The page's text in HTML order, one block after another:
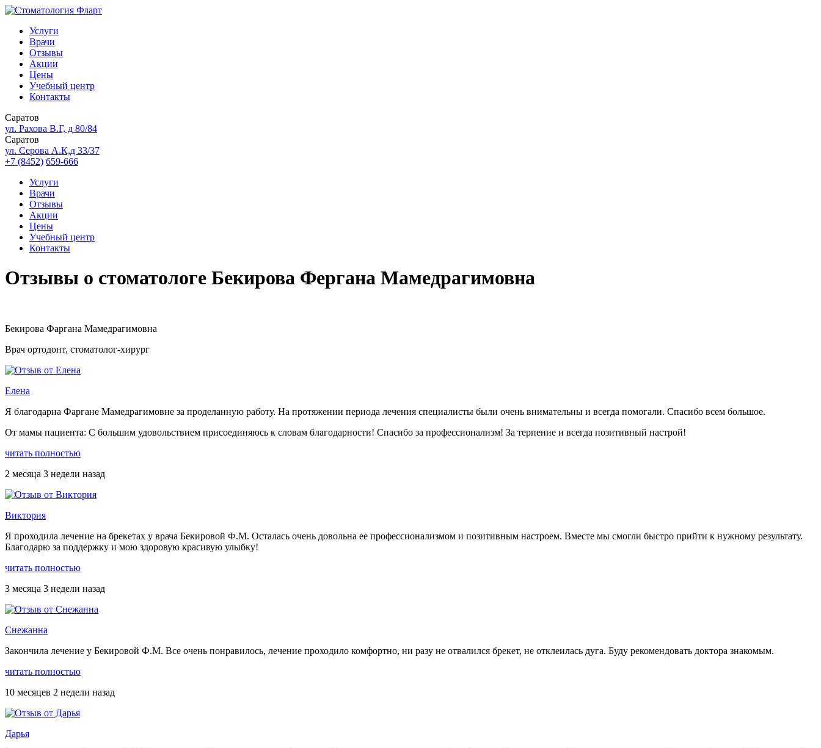
Услуги
Врачи
Отзывы
Акции
Цены
Учебный центр
Контакты
Саратов
ул. Рахова В.Г, д 80/84
Саратов
ул. Серова А.К,д 33/37
+7 (8452) 659-666
Услуги
Врачи
Отзывы
Акции
Цены
Учебный центр
Контакты
Отзывы о стоматологе Бекирова Фергана Мамедрагимовна
Бекирова Фаргана Мамедрагимовна
Врач ортодонт, стоматолог-хирург
Елена
Я благодарна Фаргане Мамедрагимовне за проделанную работу. На протяжении периода лечения специалисты были очень внимательны и всегда помогали. Спасибо всем большое.
От мамы пациента: С большим удовольствием присоединяюсь к словам благодарности! Спасибо за профессионализм! За терпение и всегда позитивный настрой!
читать полностью
2 месяца 3 недели назад
Виктория
Я проходила лечение на брекетах у врача Бекировой Ф.М. Осталась очень довольна ее профессионализмом и позитивным настроем. Вместе мы смогли быстро прийти к нужному результату.
Благодарю за поддержку и мою здоровую красивую улыбку!
читать полностью
3 месяца 3 недели назад
Снежанна
Закончила лечение у Бекировой Ф.М. Все очень понравилось, лечение проходило комфортно, ни разу не отвалился брекет, не отклеилась дуга. Буду рекомендовать доктора знакомым.
читать полностью
10 месяцев 2 недели назад
Дарья